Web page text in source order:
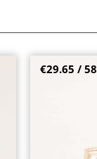
Летни
€29.65 /